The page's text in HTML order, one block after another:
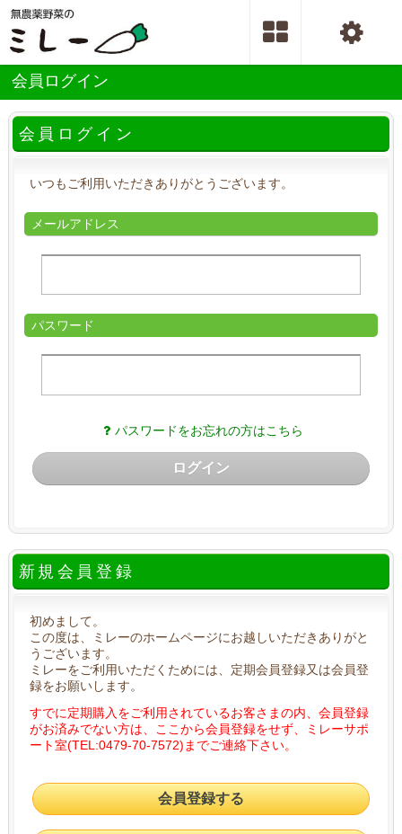
会員ログイン
会員ログイン
いつもご利用いただきありがとうございます。
メールアドレス
パスワード
パスワードをお忘れの方はこちら
ログイン
新規会員登録
初めまして。
この度は、ミレーのホームページにお越しいただきありがと
うございます。
ミレーをご利用いただくためには、定期会員登録又は会員登
録をお願いします。
すでに定期購入をご利用されているお客さまの内、会員登録
がお済みでない方は、ここから会員登録をせず、ミレーサポ
ート室(TEL:0479-70-7572)までご連絡下さい。
会員登録する